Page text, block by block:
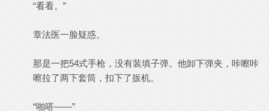
“看看。”
章法医一脸疑惑。
那是一把54式手枪，没有装填子弹。他卸下弹夹，咔嚓咔
嚓拉了两下套筒，扣下了扳机。
“啪嗒——”